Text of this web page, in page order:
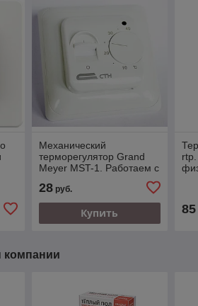
Механический
терморегулятор Grand
Meyer MST-1. Работаем с
28руб.
Купить 85